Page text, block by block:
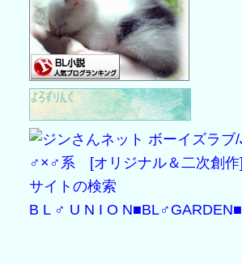
B L ♂ U N I O N■BL♂GARDEN■